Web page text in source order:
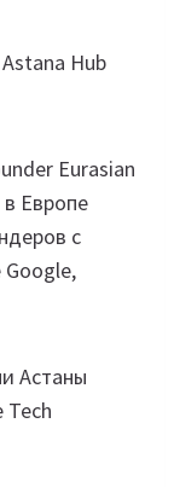
Hub
Eurasian
Европе
с
Астаны
Tech